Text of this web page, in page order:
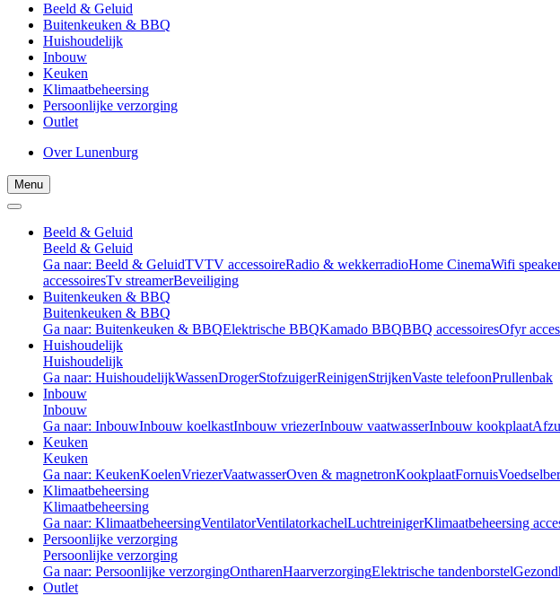
Beeld & Geluid
Buitenkeuken & BBQ
Huishoudelijk
Inbouw
Keuken
Klimaatbeheersing
Persoonlijke verzorging
Outlet
Over Lunenburg
Menu
Beeld & Geluid
Beeld & Geluid
Ga naar: Beeld & GeluidTVTV accessoireRadio & wekkerradioHome CinemaWifi
accessoiresTv streamerBeveiliging
Buitenkeuken & BBQ
Buitenkeuken & BBQ
Ga naar: Buitenkeuken & BBQElektrische BBQKamado BBQBBQ accessoiresOfyr
Huishoudelijk
Huishoudelijk
Ga naar: HuishoudelijkWassenDrogerStofzuigerReinigenStrijkenVaste telefoonPrullenbak
Inbouw
Inbouw
Ga naar: InbouwInbouw koelkastInbouw vriezerInbouw vaatwasserInbouw kookplaat
Keuken
Keuken
Ga naar: KeukenKoelenVriezerVaatwasserOven & magnetronKookplaatFornuis
Klimaatbeheersing
Klimaatbeheersing
Ga naar: KlimaatbeheersingVentilatorVentilatorkachelLuchtreinigerKlimaatbeheersing
Persoonlijke verzorging
Persoonlijke verzorging
Ga naar: Persoonlijke verzorgingOntharenHaarverzorgingElektrische tandenborstel
Outlet